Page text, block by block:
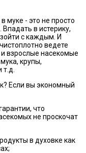
муке - это не просто
в истерику,
с каждым. И
ведете
взрослые насекомые
крупы,
Если вы экономный
что
не проскочат
в духовке как